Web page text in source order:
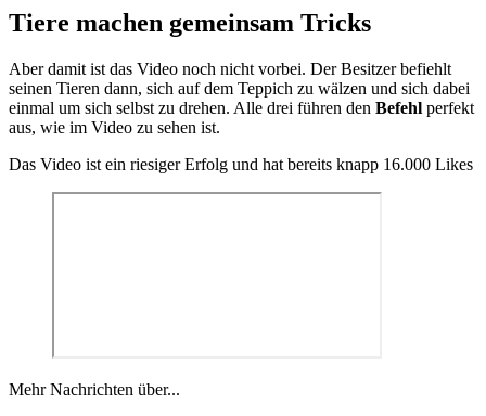
Tiere machen gemeinsam Tricks
Aber damit ist das Video noch nicht vorbei. Der Besitzer befiehlt
seinen Tieren dann, sich auf dem Teppich zu wälzen und sich dabei
einmal um sich selbst zu drehen. Alle drei führen den Befehl perfekt
aus, wie im Video zu sehen ist.
Das Video ist ein riesiger Erfolg und hat bereits knapp 16.000 Likes
Mehr Nachrichten über...